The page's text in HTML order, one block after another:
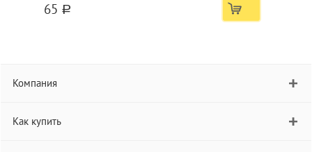
65 a
Компания
Как купить